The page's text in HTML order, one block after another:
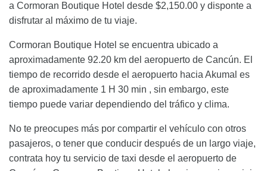
a Cormoran Boutique Hotel desde $2,150.00 y disponte a
disfrutar al máximo de tu viaje.
Cormoran Boutique Hotel se encuentra ubicado a
aproximadamente 92.20 km del aeropuerto de Cancún. El
tiempo de recorrido desde el aeropuerto hacia Akumal es
de aproximadamente 1 H 30 min , sin embargo, este
tiempo puede variar dependiendo del tráfico y clima.
No te preocupes más por compartir el vehículo con otros
pasajeros, o tener que conducir después de un largo viaje,
contrata hoy tu servicio de taxi desde el aeropuerto de